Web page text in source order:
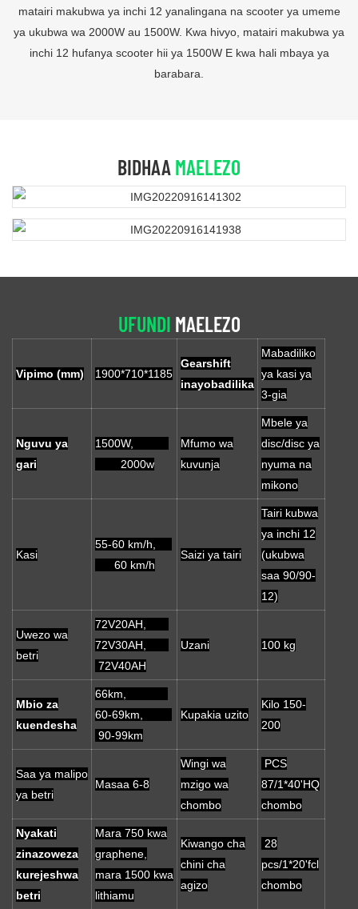
matairi makubwa ya inchi 12 yanalingana na scooter ya umeme
ya ukubwa wa 2000W au 1500W. Kwa hivyo, matairi makubwa ya
inchi 12 hufanya scooter hii ya 1500W E kwa hali mbaya ya
barabara.
BIDHAA MAELEZO
UFUNDI MAELEZO
Vipimo (mm) 1900*710*1185
Gearshift
inayobadilika
Mabadiliko
ya kasi ya
3-gia
Nguvu ya
gari
1500W,
2000w
Mfumo wa
kuvunja
Mbele ya
disc/disc ya
nyuma na
mikono
Kasi
55-60 km/h,
60 km/h
Saizi ya tairi
Tairi kubwa
ya inchi 12
(ukubwa
saa 90/90-
12)
Uwezo wa
betri
72V20AH,
72V30AH,
72V40AH
Uzani 100 kg
Mbio za
kuendesha
66km,
60-69km,
90-99km
Kupakia uzito
Kilo 150-
200
Saa ya malipo
ya betri
Masaa 6-8
Wingi wa
mzigo wa
chombo
PCS
87/1*40'HQ
chombo
Nyakati
zinazoweza
kurejeshwa
betri
Mara 750 kwa
graphene,
mara 1500 kwa
lithiamu
Kiwango cha
chini cha
agizo
28
pcs/1*20'fcl
chombo